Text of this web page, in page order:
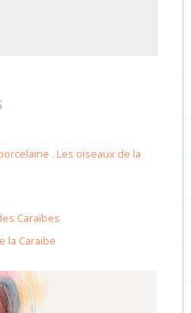
. Les oiseaux de la
Caraïbes
la Caraibe